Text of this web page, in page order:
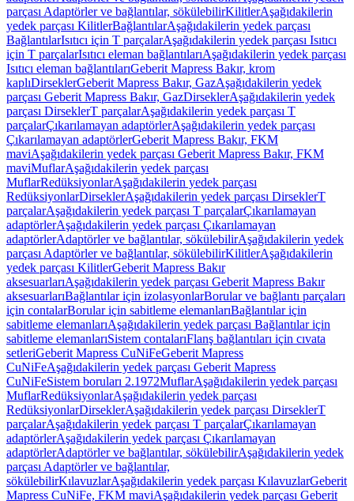
parçası Adaptörler ve bağlantılar, sökülebilirKilitlerAşağıdakilerin
yedek parçası KilitlerBağlantılarAşağıdakilerin yedek parçası
BağlantılarIsıtıcı için T parçalarAşağıdakilerin yedek parçası Isıtıcı
için T parçalarIsıtıcı eleman bağlantılarıAşağıdakilerin yedek parçası
Isıtıcı eleman bağlantılarıGeberit Mapress Bakır, krom
kaplıDirseklerGeberit Mapress Bakır, GazAşağıdakilerin yedek
parçası Geberit Mapress Bakır, GazDirseklerAşağıdakilerin yedek
parçası DirseklerT parçalarAşağıdakilerin yedek parçası T
parçalarÇıkarılamayan adaptörlerAşağıdakilerin yedek parçası
Çıkarılamayan adaptörlerGeberit Mapress Bakır, FKM
maviAşağıdakilerin yedek parçası Geberit Mapress Bakır, FKM
maviMuflarAşağıdakilerin yedek parçası
MuflarRedüksiyonlarAşağıdakilerin yedek parçası
RedüksiyonlarDirseklerAşağıdakilerin yedek parçası DirseklerT
parçalarAşağıdakilerin yedek parçası T parçalarÇıkarılamayan
adaptörlerAşağıdakilerin yedek parçası Çıkarılamayan
adaptörlerAdaptörler ve bağlantılar, sökülebilirAşağıdakilerin yedek
parçası Adaptörler ve bağlantılar, sökülebilirKilitlerAşağıdakilerin
yedek parçası KilitlerGeberit Mapress Bakır
aksesuarlarıAşağıdakilerin yedek parçası Geberit Mapress Bakır
aksesuarlarıBağlantılar için izolasyonlarBorular ve bağlantı parçaları
için contalarBorular için sabitleme elemanlarıBağlantılar için
sabitleme elemanlarıAşağıdakilerin yedek parçası Bağlantılar için
sabitleme elemanlarıSistem contalarıFlanş bağlantıları için cıvata
setleriGeberit Mapress CuNiFeGeberit Mapress
CuNiFeAşağıdakilerin yedek parçası Geberit Mapress
CuNiFeSistem boruları 2.1972MuflarAşağıdakilerin yedek parçası
MuflarRedüksiyonlarAşağıdakilerin yedek parçası
RedüksiyonlarDirseklerAşağıdakilerin yedek parçası DirseklerT
parçalarAşağıdakilerin yedek parçası T parçalarÇıkarılamayan
adaptörlerAşağıdakilerin yedek parçası Çıkarılamayan
adaptörlerAdaptörler ve bağlantılar, sökülebilirAşağıdakilerin yedek
parçası Adaptörler ve bağlantılar,
sökülebilirKılavuzlarAşağıdakilerin yedek parçası KılavuzlarGeberit
Mapress CuNiFe, FKM maviAşağıdakilerin yedek parçası Geberit